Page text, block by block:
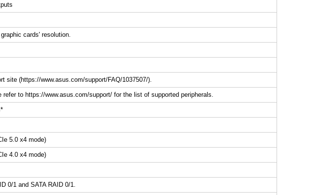
cards' resolution.
site (https://www.asus.com/support/FAQ/1037507/).
to https://www.asus.com/support/ for the list of supported peripherals.
5.0 x4 mode)
4.0 x4 mode)
0/1 and SATA RAID 0/1.